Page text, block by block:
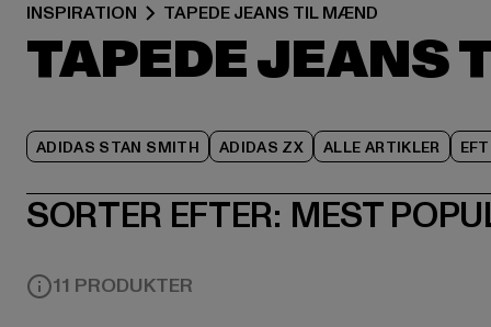
INSPIRATION TAPEDE JEANS TIL MÆND
TAPEDE JEANS
ADIDAS STAN SMITH ADIDAS ZX ALLE ARTIKLER
SORTER EFTER: MEST
11 PRODUKTER